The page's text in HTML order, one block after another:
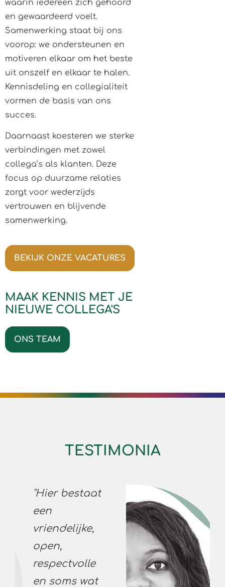
waarin iedereen zich gehoord
en gewaardeerd voelt.
Samenwerking staat bij ons
voorop: we ondersteunen en
motiveren elkaar om het beste
uit onszelf en elkaar te halen.
Kennisdeling en collegialiteit
vormen de basis van ons
succes.
Daarnaast koesteren we sterke
verbindingen met zowel
collega’s als klanten. Deze
focus op duurzame relaties
zorgt voor wederzijds
vertrouwen en blijvende
samenwerking.
BEKIJK ONZE VACATURES
MAAK KENNIS MET JE
NIEUWE COLLEGA'S
ONS TEAM
TESTIMONIA
"Er bestaat
een hele
sociale,
behulpzame
cultuur en
open